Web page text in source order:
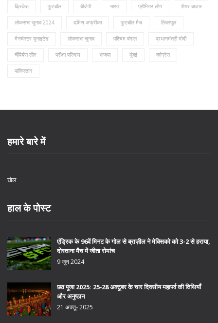
क्रिकेट फुटबॉल बीजेपी भारत प्रीमियर लीग शेयर बाजार
लोकसभा चुनाव 2024 दक्षिण अफ्रीका फुटबॉल मैच लिवरपूल
मैनचेस्टर यूनाइटेड लोकसभा चुनाव पश्चिम बंगाल प्रधानमंत्री मोदी
चैंपियंस लीग परीक्षा परिणाम भाजपा मुंबई कांग्रेस
पाकिस्तान
हमारे बारे में
खेल
हाल के पोस्ट
एंड्रिक के 96वें मिनट के गोल से ब्राज़ील ने मेक्सिको को 3-2 से हराया,
दोस्ताना मैच में जीता रोमांच
9 जून 2024
छठ पूजा 2025: 25‑28 अक्टूबर के चार दिवसीय महापर्व की तिथियाँ
और अनुष्ठान
21 अक्तू॰ 2025